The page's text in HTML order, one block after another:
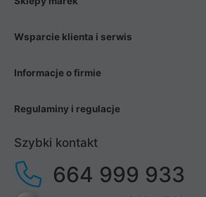
Wsparcie klienta i serwis
Informacje o firmie
Regulaminy i regulacje
Szybki kontakt
664 999 933